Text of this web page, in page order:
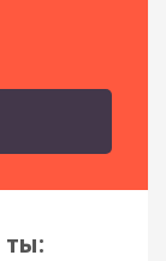
ты: